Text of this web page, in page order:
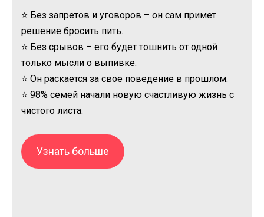
⭐ Без запретов и уговоров – он сам примет
решение бросить пить.
⭐ Без срывов – его будет тошнить от одной
только мысли о выпивке.
⭐ Он раскается за свое поведение в прошлом.
⭐ 98% семей начали новую счастливую жизнь с
чистого листа.
Узнать больше